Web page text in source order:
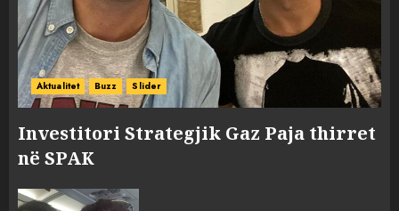
Aktualitet Buzz Slider
Investitori Strategjik Gaz Paja thirret
në SPAK